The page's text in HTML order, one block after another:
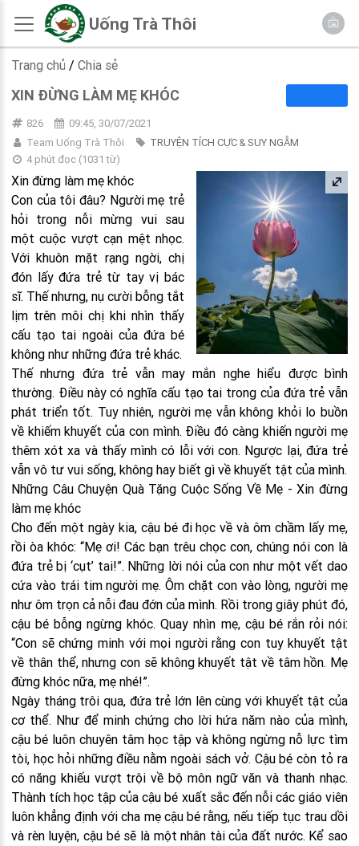
Uống Trà Thôi
Trang chủ / Chia sẻ
XIN ĐỪNG LÀM MẸ KHÓC
826
09:45, 30/07/2021
Team Uống Trà Thôi
TRUYỆN TÍCH CỰC & SUY NGẪM
4 phút đọc(1031 từ)
Xin đừng làm mẹ khóc
Con của tôi đâu? Người mẹ trẻ
hỏi trong nỗi mừng vui sau
một cuộc vượt cạn mệt nhọc.
Với khuôn mặt rạng ngời, chị
đón lấy đứa trẻ từ tay vị bác
sĩ. Thế nhưng, nụ cười bỗng tắt
lịm trên môi chị khi nhìn thấy
cấu tạo tai ngoài của đứa bé
không như những đứa trẻ khác.
Thế nhưng đứa trẻ vẫn may mắn nghe hiểu được bình
thường. Điều này có nghĩa cấu tạo tai trong của đứa trẻ vẫn
phát triển tốt. Tuy nhiên, người mẹ vẫn không khỏi lo buồn
về khiếm khuyết của con mình. Điều đó càng khiến người mẹ
thêm xót xa và thấy mình có lỗi với con. Ngược lại, đứa trẻ
vẫn vô tư vui sống, không hay biết gì về khuyết tật của mình.
Những Câu Chuyện Quà Tặng Cuộc Sống Về Mẹ - Xin đừng
làm mẹ khóc
Cho đến một ngày kia, cậu bé đi học về và ôm chầm lấy mẹ,
rồi òa khóc: “Mẹ ơi! Các bạn trêu chọc con, chúng nói con là
đứa trẻ bị ‘cụt’ tai!”. Những lời nói của con như một vết dao
cứa vào trái tim người mẹ. Ôm chặt con vào lòng, người mẹ
như ôm trọn cả nỗi đau đớn của mình. Rồi trong giây phút đó,
cậu bé bỗng ngừng khóc. Quay nhìn mẹ, cậu bé rắn rỏi nói:
“Con sẽ chứng minh với mọi người rằng con tuy khuyết tật
về thân thể, nhưng con sẽ không khuyết tật về tâm hồn. Mẹ
đừng khóc nữa, mẹ nhé!”.
Ngày tháng trôi qua, đứa trẻ lớn lên cùng với khuyết tật của
cơ thể. Như để minh chứng cho lời hứa năm nào của mình,
cậu bé luôn chuyên tâm học tập và không ngừng nỗ lực tìm
tòi, học hỏi những điều nằm ngoài sách vở. Cậu bé còn tỏ ra
có năng khiếu vượt trội về bộ môn ngữ văn và thanh nhạc.
Thành tích học tập của cậu bé xuất sắc đến nỗi các giáo viên
luôn khẳng định với cha mẹ cậu bé rằng, nếu tiếp tục trau dồi
và rèn luyện, cậu bé sẽ là một nhân tài của đất nước. Kể sao